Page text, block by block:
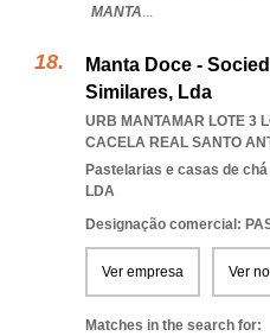
MANTA...
Manta Doce -
Similares, Lda
URB MANTAMAR LOTE 3
CACELA REAL SANTO
Pastelarias e casas de chá
LDA
Designação comercial:
Ver empresa Ver
Matches in the search for: